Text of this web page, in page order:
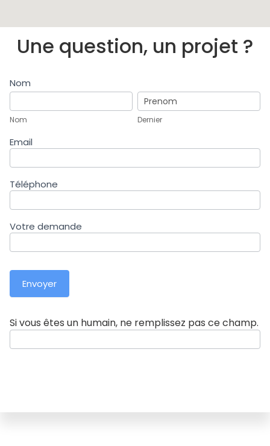
Une question, un projet ?
COntact
Nom
Nom
Nom
Dernier
Dernier
Email
Téléphone
Votre demande
Envoyer
Si vous êtes un humain, ne remplissez pas ce champ.